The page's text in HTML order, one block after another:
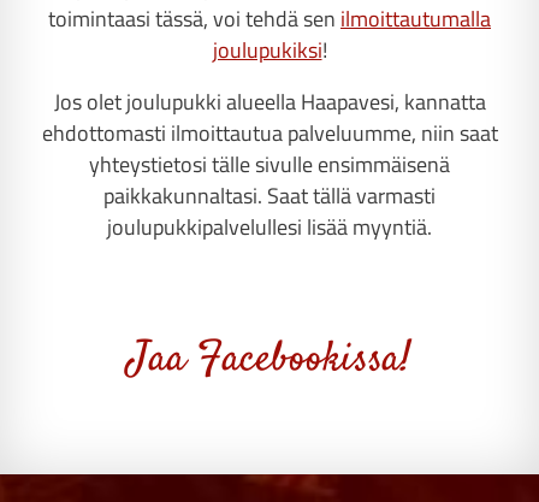
toimintaasi tässä, voi tehdä sen ilmoittautumalla
joulupukiksi!
Jos olet joulupukki alueella Haapavesi, kannatta
ehdottomasti ilmoittautua palveluumme, niin saat
yhteystietosi tälle sivulle ensimmäisenä
paikkakunnaltasi. Saat tällä varmasti
joulupukkipalvelullesi lisää myyntiä.
Jaa Facebookissa!